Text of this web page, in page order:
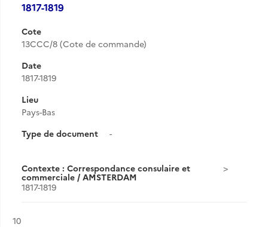
1817-1819
Cote
13CCC/8 (Cote de commande)
Date
1817-1819
Lieu
Pays-Bas
Type de document
-
Contexte : Correspondance consulaire et
commerciale / AMSTERDAM
1817-1819
Résultat n°
10